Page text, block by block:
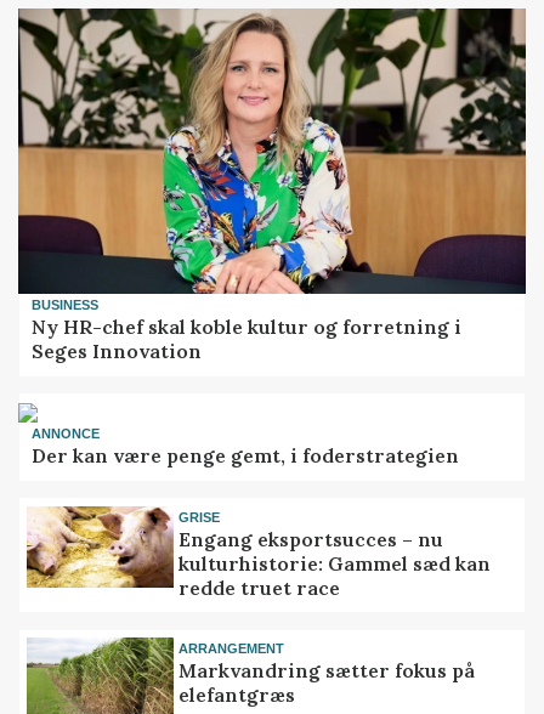
BUSINESS
Ny HR-chef skal koble kultur og forretning i
Seges Innovation
ANNONCE
Der kan være penge gemt, i foderstrategien
GRISE
Engang eksportsucces – nu
kulturhistorie: Gammel sæd kan
redde truet race
ARRANGEMENT
Markvandring sætter fokus på
elefantgræs